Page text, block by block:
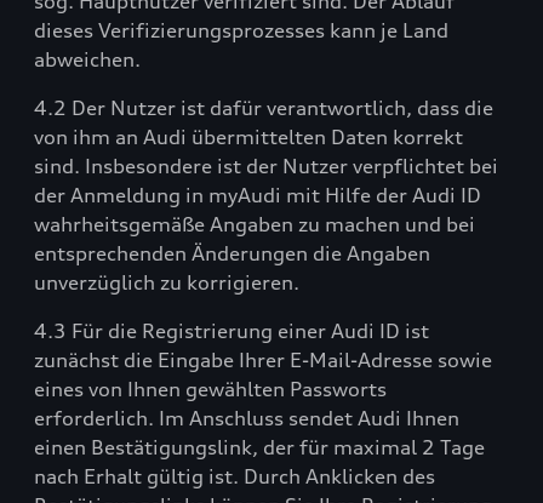
dieses Verifizierungsprozesses kann je Land
abweichen.
4.2 Der Nutzer ist dafür verantwortlich, dass die
von ihm an Audi übermittelten Daten korrekt
sind. Insbesondere ist der Nutzer verpflichtet bei
der Anmeldung in myAudi mit Hilfe der Audi ID
wahrheitsgemäße Angaben zu machen und bei
entsprechenden Änderungen die Angaben
unverzüglich zu korrigieren.
4.3 Für die Registrierung einer Audi ID ist
zunächst die Eingabe Ihrer E-Mail-Adresse sowie
eines von Ihnen gewählten Passworts
erforderlich. Im Anschluss sendet Audi Ihnen
einen Bestätigungslink, der für maximal 2 Tage
nach Erhalt gültig ist. Durch Anklicken des